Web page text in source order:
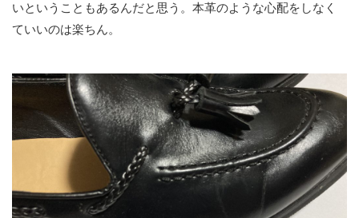
いということもあるんだと思う。本革のような心配をしなく
ていいのは楽ちん。